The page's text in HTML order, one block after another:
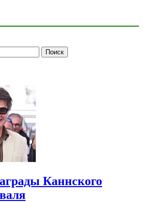
Каннского